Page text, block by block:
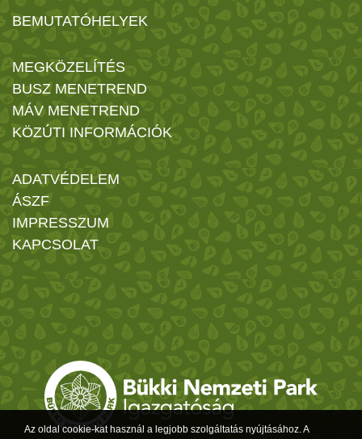
BEMUTATÓHELYEK
MEGKÖZELÍTÉS
BUSZ MENETREND
MÁV MENETREND
KÖZÚTI INFORMÁCIÓK
ADATVÉDELEM
ÁSZF
IMPRESSZUM
KAPCSOLAT
Az oldal cookie-kat használ a legjobb szolgáltatás nyújtásához. A